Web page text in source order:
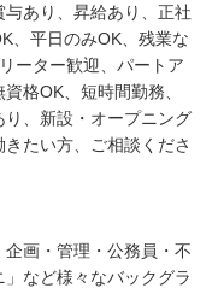
あり、昇給あり、正社
、平日のみOK、残業な
ーター歓迎、パートア
格OK、短時間勤務、
、新設・オープニング
たい方、ご相談くださ
企画・管理・公務員・不
など様々なバックグラ